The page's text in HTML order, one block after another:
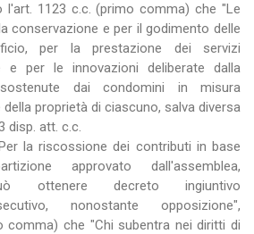
l'art. 1123 c.c. (primo comma) che "Le
conservazione e per il godimento delle
per la prestazione dei servizi
e per le innovazioni deliberate dalla
dai condomini in misura
proprietà di ciascuno, salva diversa
disp. att. c.c.
la riscossione dei contributi in base
approvato dall'assemblea,
ottenere decreto ingiuntivo
nonostante opposizione",
comma) che "Chi subentra nei diritti di